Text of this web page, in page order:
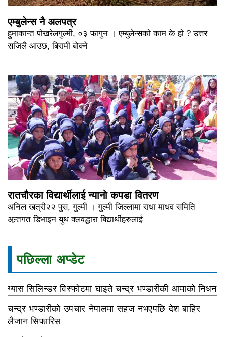
एम्बुलेन्स नै अलपत्र
हुमाकान्त पोखरेलगुल्मी, ०३ फागुन । एम्बुलेन्सको काम के हो ? उत्तर
सजिलै आउछ, बिरामी बोक्ने
रातचौरका विद्यार्थीलाई न्यानो कपडा वितरण
अनिल खत्री२२ पुस, गुल्मी । गुल्मी जिल्लामा राधा माधव समिति
अन्र्तगत डिभाइन युथ क्लवद्धारा बिद्यार्थीहरुलाई
पछिल्ला अप्डेट
ग्यास सिलिन्डर विस्फोटमा घाइते चन्द्र भण्डारीकी आमाको निधन
चन्द्र भण्डारीको उपचार नेपालमा सहज नभएपछि देश बाहिर
लैजान सिफारिस